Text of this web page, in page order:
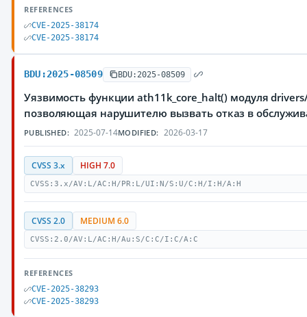
REFERENCES
CVE-2025-38174
CVE-2025-38174
BDU:2025-08509 BDU:2025-08509
Уязвимость функции ath11k_core_halt() модуля
позволяющая нарушителю вызвать отказ в
PUBLISHED: 2025-07-14MODIFIED: 2026-03-17
CVSS 3.x HIGH 7.0
CVSS:3.x/AV:L/AC:H/PR:L/UI:N/S:U/C:H/I:H/A:H
CVSS 2.0 MEDIUM 6.0
CVSS:2.0/AV:L/AC:H/Au:S/C:C/I:C/A:C
REFERENCES
CVE-2025-38293
CVE-2025-38293